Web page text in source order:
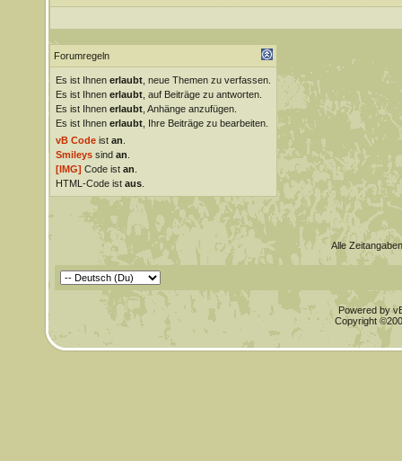
Forumregeln
Es ist Ihnen erlaubt, neue Themen zu verfassen.
Es ist Ihnen erlaubt, auf Beiträge zu antworten.
Es ist Ihnen erlaubt, Anhänge anzufügen.
Es ist Ihnen erlaubt, Ihre Beiträge zu bearbeiten.
vB Codeist an
Smileyssind an
[IMG] Code ist an
HTML-Code ist aus.
Alle
Powered by
Copyright